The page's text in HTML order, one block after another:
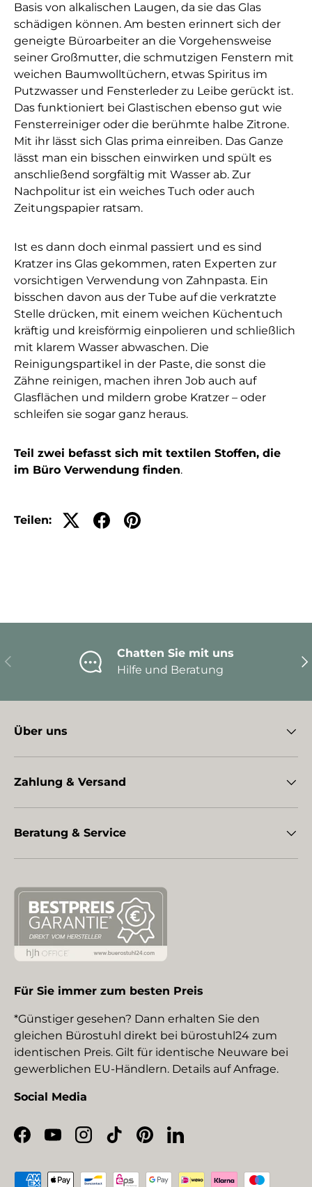
Basis von alkalischen Laugen, da sie das Glas
schädigen können. Am besten erinnert sich der
geneigte Büroarbeiter an die Vorgehensweise
seiner Großmutter, die schmutzigen Fenstern mit
weichen Baumwolltüchern, etwas Spiritus im
Putzwasser und Fensterleder zu Leibe gerückt ist.
Das funktioniert bei Glastischen ebenso gut wie
Fensterreiniger oder die berühmte halbe Zitrone.
Mit ihr lässt sich Glas prima einreiben. Das Ganze
lässt man ein bisschen einwirken und spült es
anschließend sorgfältig mit Wasser ab. Zur
Nachpolitur ist ein weiches Tuch oder auch
Zeitungspapier ratsam.
Ist es dann doch einmal passiert und es sind
Kratzer ins Glas gekommen, raten Experten zur
vorsichtigen Verwendung von Zahnpasta. Ein
bisschen davon aus der Tube auf die verkratzte
Stelle drücken, mit einem weichen Küchentuch
kräftig und kreisförmig einpolieren und schließlich
mit klarem Wasser abwaschen. Die
Reinigungspartikel in der Paste, die sonst die
Zähne reinigen, machen ihren Job auch auf
Glasflächen und mildern grobe Kratzer – oder
schleifen sie sogar ganz heraus.
Teil zwei befasst sich mit textilen Stoffen, die
im Büro Verwendung finden.
Teilen:
Vorherige
Chatten Sie mit uns
Hilfe und Beratung
Über uns
Zahlung & Versand
Beratung & Service
Für Sie immer zum besten Preis
*Günstiger gesehen? Dann erhalten Sie den
gleichen Bürostuhl direkt bei bürostuhl24 zum
identischen Preis. Gilt für identische Neuware bei
gewerblichen EU-Händlern. Details auf Anfrage.
Social Media
Facebook
YouTubeInstagram
TikTokPinterestLinkedIn
Zahlungsmethoden